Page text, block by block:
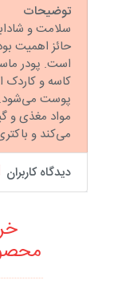
توضیحات
سلامت و
حائز اهمیت
است. پودر
کاسه و
پوست می‌شود.
مواد مغذی و
می‌کند و
دیدگاه کاربران